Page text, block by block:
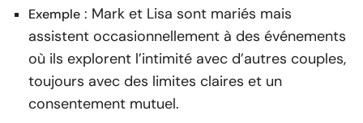
Exemple : Mark et Lisa sont mariés mais
assistent occasionnellement à des événements
où ils explorent l’intimité avec d’autres couples,
toujours avec des limites claires et un
consentement mutuel.